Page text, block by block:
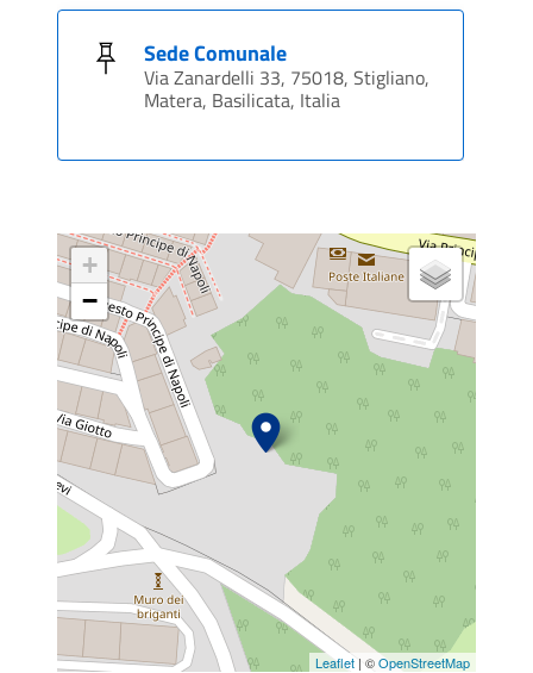
Sede Comunale
Via Zanardelli 33, 75018, Stigliano,
Matera, Basilicata, Italia
+
−
Leaflet | ©OpenStreetMap